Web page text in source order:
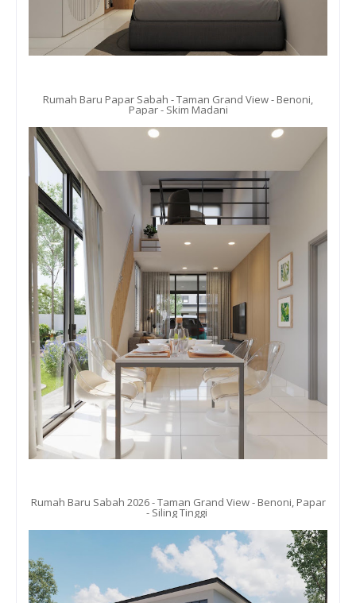
Rumah Baru Papar Sabah - Taman Grand View - Benoni,
Papar - Skim Madani
Rumah Baru Sabah 2026 - Taman Grand View - Benoni, Papar
- Siling Tinggi